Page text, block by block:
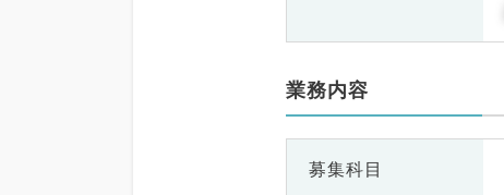
業務内容
募集科目